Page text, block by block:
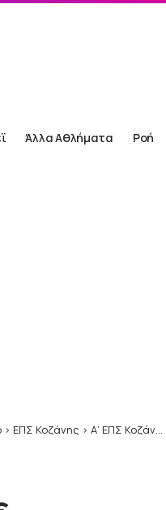
Άλλα Αθλήματα Ροή
> ΕΠΣ Κοζάνης > Α’ ΕΠΣ Κοζάνης: Έκανε deal με Παπαδόπουλο και Μέτκο το Βελβεντό